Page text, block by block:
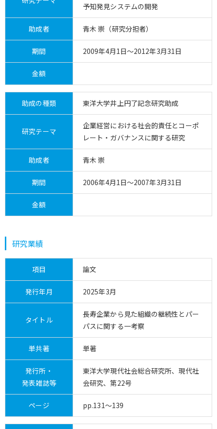
予知発見システムの開発
助成者 青木 崇（研究分担者）
期間 2009年4月1日～2012年3月31日
金額
助成の種類 東洋大学井上円了記念研究助成
研究テーマ
企業経営における社会的責任とコーポ
レート・ガバナンスに関する研究
助成者 青木 崇
期間 2006年4月1日～2007年3月31日
金額
研究業績
項目 論文
発行年月 2025年3月
タイトル
長寿企業から見た組織の継続性とパー
パスに関する一考察
単共著 単著
発行所・
発表雑誌等
東洋大学現代社会総合研究所、現代社
会研究、第22号
ページ pp.131～139